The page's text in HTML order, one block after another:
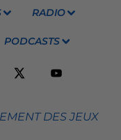
RADIO
PODCASTS
DES JEUX